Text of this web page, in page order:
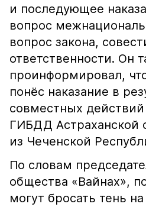
и последующее
вопрос
вопрос закона,
ответственности. Он
проинформировал,
понёс наказание в
совместных действий
ГИБДД Астраханской
из Чеченской
По словам
общества «Вайнах»,
могут бросать тень